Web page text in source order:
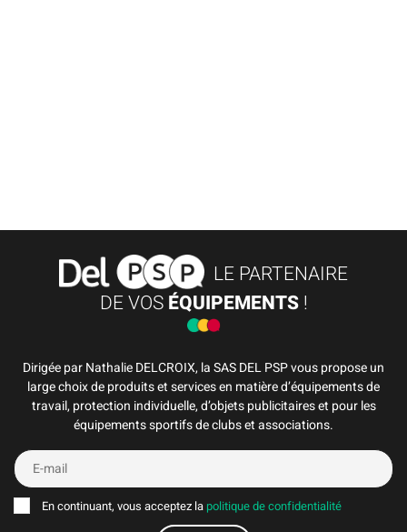
LE PARTENAIRE
DE VOSÉQUIPEMENTS!
Dirigée par Nathalie DELCROIX, la SAS DEL PSP vous propose un
large choix de produits et services en matière d’équipements de
travail, protection individuelle, d’objets publicitaires et pour les
équipements sportifs de clubs et associations.
En continuant, vous acceptez la politique de confidentialité